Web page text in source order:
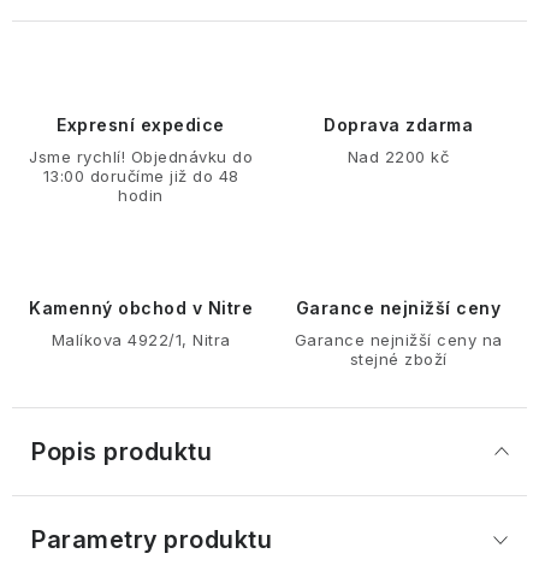
Expresní expedice
Jsme rychlí! Objednávku do
13:00 doručíme již do 48
hodin
Doprava zdarma
Nad 2200 kč
Kamenný obchod v Nitre
Malíkova 4922/1, Nitra
Garance nejnižší ceny
Garance nejnižší ceny na
stejné zboží
Popis produktu
Parametry produktu